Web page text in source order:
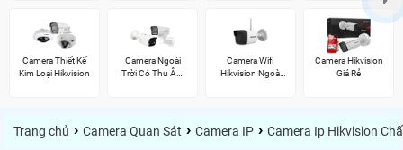
Camera Thiết Kế
Kim Loại Hikvision
Camera Ngoài
Trời Có Thu Âm
Camera Wifi
Hikvision Ngoài
Camera Hikvision
Giá Rẻ
Trang chủ › Camera Quan Sát › Camera IP › Camera Ip Hikvision